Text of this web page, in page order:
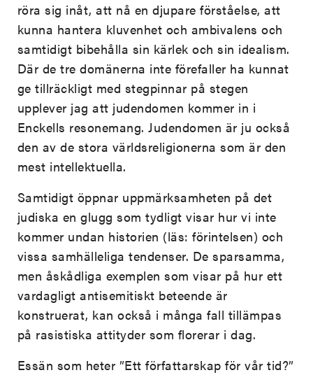
röra sig inåt, att nå en djupare förståelse, att
kunna hantera kluvenhet och ambivalens och
samtidigt bibehålla sin kärlek och sin idealism.
Där de tre domänerna inte förefaller ha kunnat
ge tillräckligt med stegpinnar på stegen
upplever jag att judendomen kommer in i
Enckells resonemang. Judendomen är ju också
den av de stora världsreligionerna som är den
mest intellektuella.
Samtidigt öppnar uppmärksamheten på det
judiska en glugg som tydligt visar hur vi inte
kommer undan historien (läs: förintelsen) och
vissa samhälleliga tendenser. De sparsamma,
men åskådliga exemplen som visar på hur ett
vardagligt antisemitiskt beteende är
konstruerat, kan också i många fall tillämpas
på rasistiska attityder som florerar i dag.
Essän som heter ”Ett författarskap för vår tid?”